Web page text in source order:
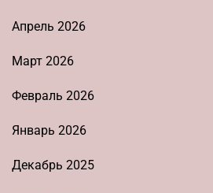
Апрель 2026
Март 2026
Февраль 2026
Январь 2026
Декабрь 2025